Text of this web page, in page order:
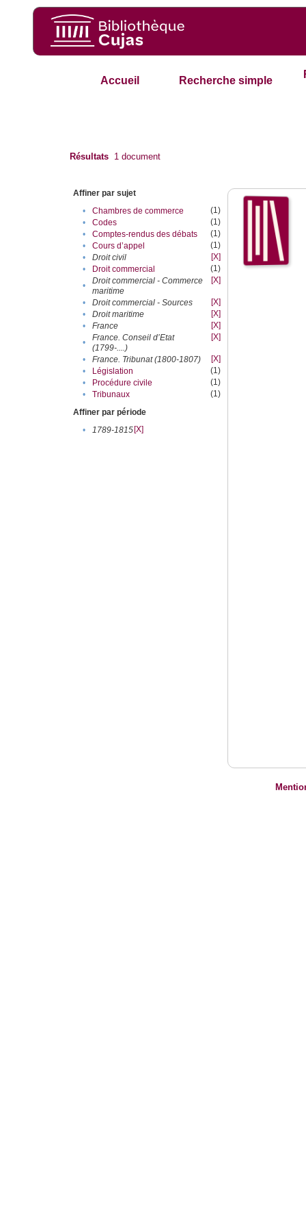
Accueil Recherche simple
Résultats 1 document
Affiner par sujet
•
Chambres de commerce
(1)
•
Codes
(1)
•
Comptes-rendus des débats
(1)
•
Cours d’appel
(1)
•
Droit civil
[X]
•
Droit commercial
(1)
•
Droit commercial - Commerce
maritime
[X]
• Droit commercial - Sources
[X]
•
Droit maritime
[X]
•
France
[X]
•
France. Conseil d’Etat
(1799-....)
[X]
• France. Tribunat (1800-1807)
[X]
•
Législation
(1)
•
Procédure civile
(1)
•
Tribunaux
(1)
Affiner par période
•
1789-1815[X]